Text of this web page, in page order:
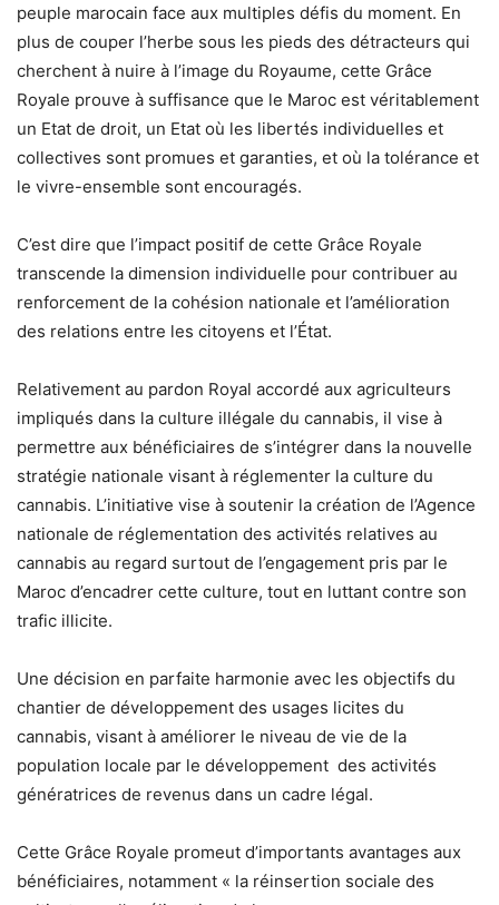
peuple marocain face aux multiples défis du moment. En
plus de couper l’herbe sous les pieds des détracteurs qui
cherchent à nuire à l’image du Royaume, cette Grâce
Royale prouve à suffisance que le Maroc est véritablement
un Etat de droit, un Etat où les libertés individuelles et
collectives sont promues et garanties, et où la tolérance et
le vivre-ensemble sont encouragés.
C’est dire que l’impact positif de cette Grâce Royale
transcende la dimension individuelle pour contribuer au
renforcement de la cohésion nationale et l’amélioration
des relations entre les citoyens et l’État.
Relativement au pardon Royal accordé aux agriculteurs
impliqués dans la culture illégale du cannabis, il vise à
permettre aux bénéficiaires de s’intégrer dans la nouvelle
stratégie nationale visant à réglementer la culture du
cannabis. L’initiative vise à soutenir la création de l’Agence
nationale de réglementation des activités relatives au
cannabis au regard surtout de l’engagement pris par le
Maroc d’encadrer cette culture, tout en luttant contre son
trafic illicite.
Une décision en parfaite harmonie avec les objectifs du
chantier de développement des usages licites du
cannabis, visant à améliorer le niveau de vie de la
population locale par le développement des activités
génératrices de revenus dans un cadre légal.
Cette Grâce Royale promeut d’importants avantages aux
bénéficiaires, notamment « la réinsertion sociale des